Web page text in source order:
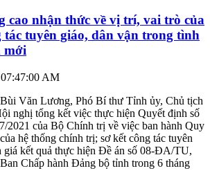
cao nhận thức về vị trí, vai trò của
tác tuyên giáo, dân vận trong tình
mới
AM
Văn Lương, Phó Bí thư Tỉnh ủy, Chủ tịch
nghị tổng kết việc thực hiện Quyết định số
2021 của Bộ Chính trị về việc ban hành Quy
hệ thống chính trị; sơ kết công tác tuyên
giá kết quả thực hiện Đề án số 08-ĐA/TU,
Chấp hành Đảng bộ tỉnh trong 6 tháng